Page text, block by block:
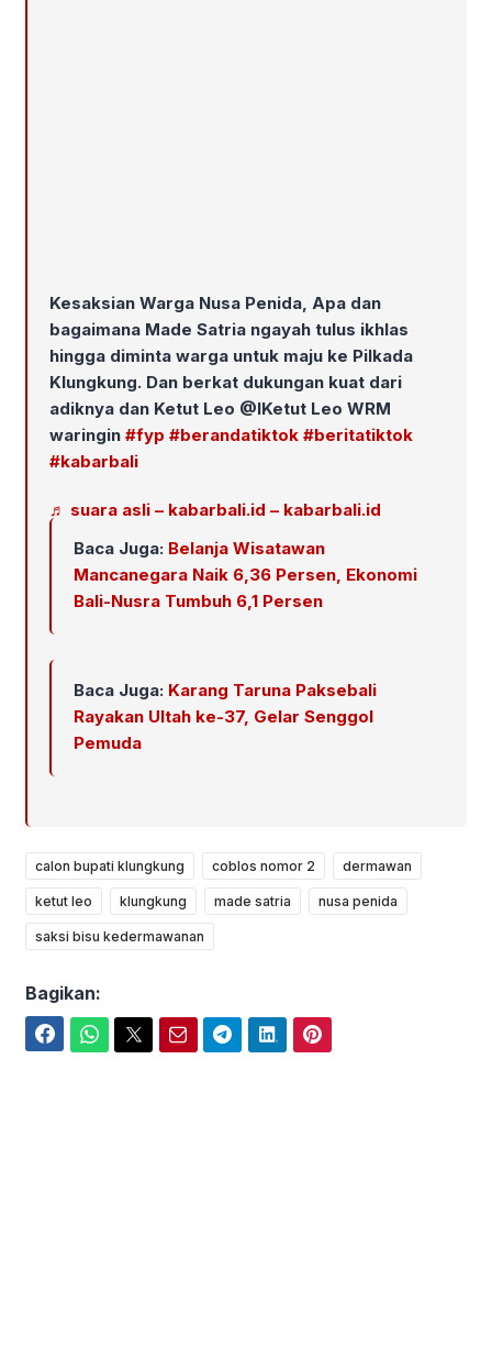
Kesaksian Warga Nusa Penida, Apa dan
bagaimana Made Satria ngayah tulus ikhlas
hingga diminta warga untuk maju ke Pilkada
Klungkung. Dan berkat dukungan kuat dari
adiknya dan Ketut Leo @IKetut Leo WRM
waringin #fyp #berandatiktok #beritatiktok
#kabarbali
♬ suara asli – kabarbali.id – kabarbali.id
Baca Juga: Belanja Wisatawan
Mancanegara Naik 6,36 Persen, Ekonomi
Bali-Nusra Tumbuh 6,1 Persen
Baca Juga: Karang Taruna Paksebali
Rayakan Ultah ke-37, Gelar Senggol
Pemuda
calon bupati klungkung coblos nomor 2 dermawan
ketut leo klungkung made satria nusa penida
saksi bisu kedermawanan
Bagikan: